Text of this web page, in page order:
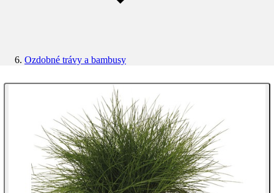
Ozdobné trávy a bambusy